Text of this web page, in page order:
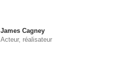
James Cagney
Acteur, réalisateur